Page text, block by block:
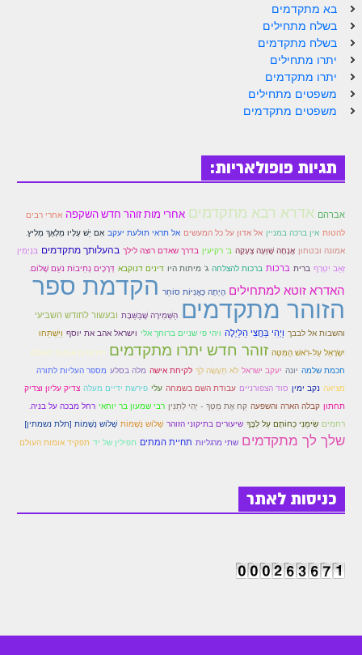
הזוהר הקדוש שמות מתקדמים
הזוהר הקדוש וארא מתחילים
הזוהר הקדוש וארא מתקדמים
הזוהר הקדוש בא מתחילים
הזוהר הקדוש בשלח מתחילים
הזוהר הקדוש יתרו מתחילים
משפטים מתחילים
הזוהר הקדוש משפטים מתקדמים
הזוהר הקדוש תרומה השקפה
הזוהר הקדוש ספרא דצניעותא
הזוהר הקדוש תצווה השקפה
ספר הזוהר הקדוש כי תשא השקפה
בא מתקדמים
בשלח מתחילים
בשלח מתקדמים
יתרו מתחילים
יתרו מתקדמים
משפטים מתחילים
משפטים מתקדמים
תגיות פופולאריות:
אברהם אדרא רבא מתקדמים אחרי מות זוהר חדש השקפה אחרי רבים
להטות אין ברכה במניין אל אדון על כל המעשים אל תראי תולעת יעקב אִם יֵשׁ עָלָיו מַלְאָךְ מֵלִיץ.
אמונה ובטחון אֲנָחָה שָׁוְּעָה צְעָקָה ב' רקיעין בדרך שאדם רוצה לילך בהעלותך מתקדמים בִּנְיָמִין
זְאֵב יִטְרָף ברית ברכות ברכות להצלחה ג' מיתות היו דינים דנוקבא דְּרָכֶים נְתִיבוֹת נֹעַם שָׁלוֹם.
האדרא זוטא למתחילים הָיְתָה כָּאֳנִיּוֹת סוֹחֵר הקדמת ספר
הזוהר מתקדמים הַשְּׁמִירָה שֶׁבַּשַּׁבָּת ובעשור לחודש השביעי
והשבות אל לבבך וַיְהִי בַּחֲצִי הַלַּיְלָה ויהי פי שניים ברוחך אלי וישראל אהב את יוסף וַיִּשְׁתַּחוּ
יִשְׂרָאֵל עַל-רֹאשׁ הַמִּטָּה זוהר חדש יתרו מתקדמים חירופים אומות העולם
חכמת שלמה יונה יעקב ישראל לֹא תַעֲשֶׂה לְךָ לקיחת אישה מלה בסלע מספר העליות לתורה
מציאה נקב ימין סוד הצפורניים עבודת השם בשמחה עלי פירשת ידיים מעלה צדיק עליון וצדיק
תחתון קבלה הארה והשפעה קַח אֶת מַטְּךָ - יְהִי לְתַנִּין רבי שמעון בר יוחאי רחל מבכה על בניה.
רחמים שִׂימֵנִי כַחוֹתָם עַל לִבֶּךָ שיעורים בתיקוני הזוהר שָׁלוֹש נְשָׁמוֹת שָׁלוֹש נְשָׁמוֹת [תלת נשמתין]
שלך לך מתקדמים שתי מרגליות תחיית המתים תפילין של יד תפקיד אומות העולם
כניסות לאתר